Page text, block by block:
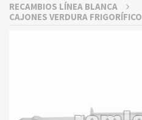
RECAMBIOS LÍNEA BLANCA
CAJONES VERDURA FRIGORÍFICO